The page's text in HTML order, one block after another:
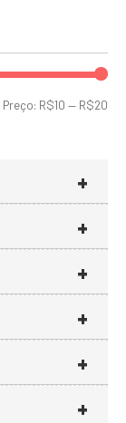
Preço: R$10 — R$20
+
+
+
+
+
+